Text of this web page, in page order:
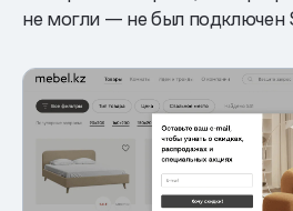
не могли — не был подключен